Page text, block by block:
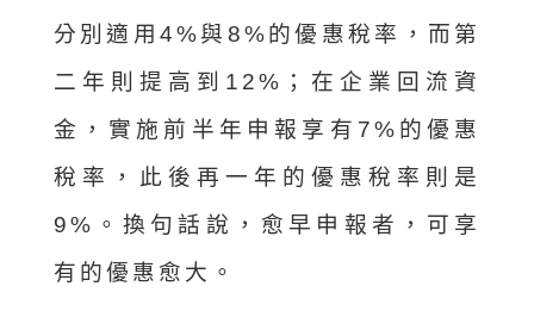
分別適用4%與8%的優惠稅率，而第
二年則提高到12%；在企業回流資
金，實施前半年申報享有7%的優惠
稅率，此後再一年的優惠稅率則是
9%。換句話說，愈早申報者，可享
有的優惠愈大。